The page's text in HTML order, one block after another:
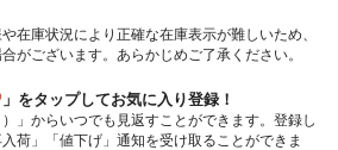
在庫状況により正確な在庫表示が難しいため、
がございます。あらかじめご了承ください。
」をタップしてお気に入り登録！
」からいつでも見返すことができます。登録し
荷」「値下げ」通知を受け取ることができま